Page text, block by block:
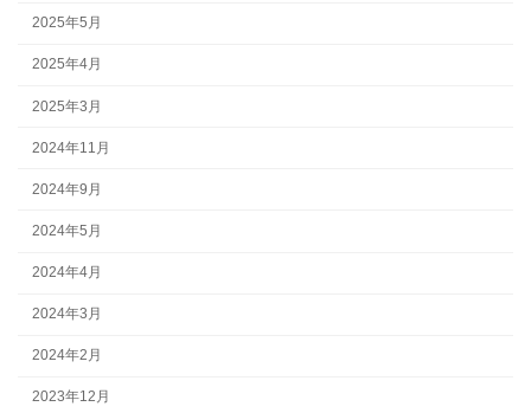
2025年5月
2025年4月
2025年3月
2024年11月
2024年9月
2024年5月
2024年4月
2024年3月
2024年2月
2023年12月